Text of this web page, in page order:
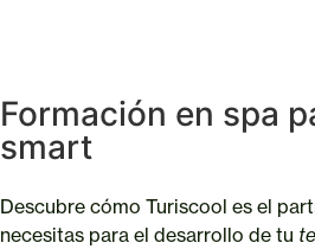
Formación en spa
smart
Descubre cómo Turiscool es el
necesitas para el desarrollo de tu